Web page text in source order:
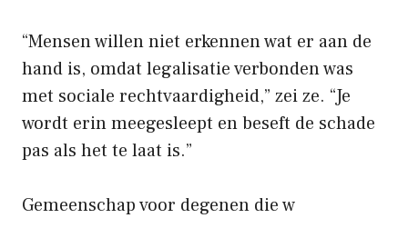
“Mensen willen niet erkennen wat er aan de
hand is, omdat legalisatie verbonden was
met sociale rechtvaardigheid,” zei ze. “Je
wordt erin meegesleept en beseft de schade
pas als het te laat is.”
Gemeenschap voor degenen die w